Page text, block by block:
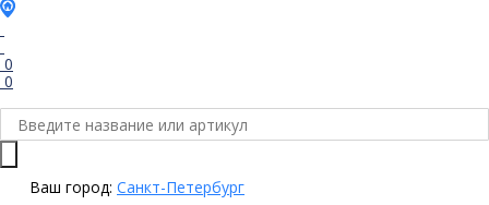
0
0
Ваш город: Санкт-Петербург